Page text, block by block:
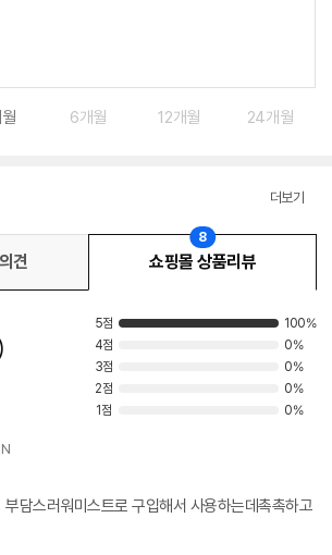
6개월 12개월 24개월
더보기
견 쇼핑몰 상품리뷰
8
5점
100%
4점
0%
3점
0%
2점
0%
1점
0%
담스러워미스트로 구입해서 사용하는데촉촉하고